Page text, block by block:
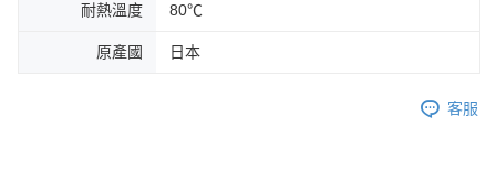
耐熱溫度 80℃
原產國 日本
客服